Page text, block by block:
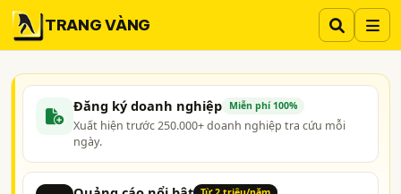
TRANG VÀNG
Đăng ký doanh nghiệp Miễn phí 100%
Xuất hiện trước 250.000+ doanh nghiệp tra cứu mỗi
ngày.